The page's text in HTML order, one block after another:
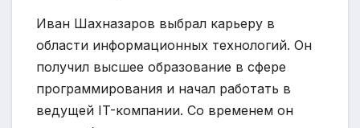
Иван Шахназаров выбрал карьеру в
области информационных технологий. Он
получил высшее образование в сфере
программирования и начал работать в
ведущей IT-компании. Со временем он